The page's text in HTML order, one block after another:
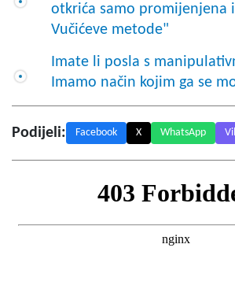
otkrića samo promijenjena
Vučićeve metode"
Imate li posla s
Imamo način kojim ga se
Podijeli: Facebook X WhatsApp